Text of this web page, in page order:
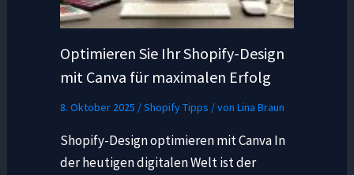
Optimieren Sie Ihr Shopify-Design
mit Canva für maximalen Erfolg
8. Oktober 2025 /Shopify Tipps / von Lina Braun
Shopify-Design optimieren mit Canva In
der heutigen digitalen Welt ist der